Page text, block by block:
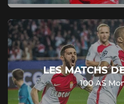
LES MATCHS
100 AS